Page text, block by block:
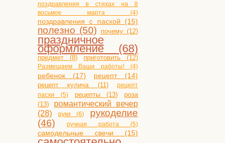
поздравления в стихах на 8
восьмое марта (4)
поздравления с пасхой (15)
полезно (50) почему (12)
праздничное
оформление (68)
предмет (8) приготовить (12)
Размещаем Ваши работы! (4)
ребенок (17)
рецепт (14)
рецепт кулича (11)
рецепт
пасхи (5)
рецепты (13)
роза
(13)
романтический вечер
(28)
руки (6)
рукоделие
(46)
ручная работа (5)
самодельные свечи (15)